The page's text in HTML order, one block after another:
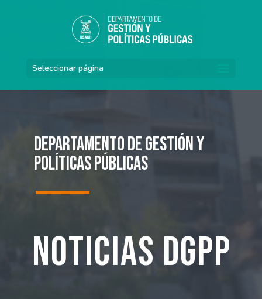
Seleccionar página
Departamento de Gestión y
Políticas Públicas
Noticias DGPP